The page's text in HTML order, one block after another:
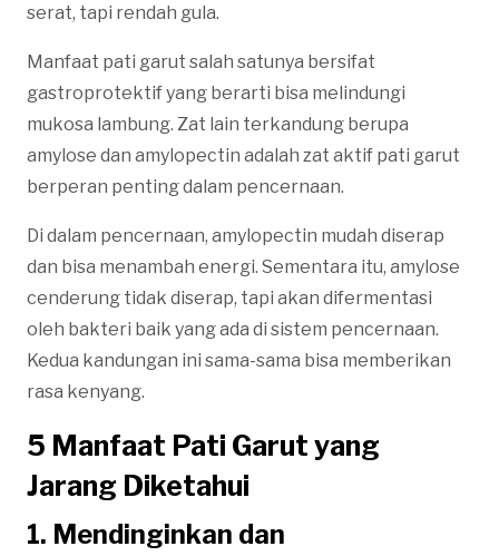
serat, tapi rendah gula.
Manfaat pati garut salah satunya bersifat
gastroprotektif yang berarti bisa melindungi
mukosa lambung. Zat lain terkandung berupa
amylose dan amylopectin adalah zat aktif pati garut
berperan penting dalam pencernaan.
Di dalam pencernaan, amylopectin mudah diserap
dan bisa menambah energi. Sementara itu, amylose
cenderung tidak diserap, tapi akan difermentasi
oleh bakteri baik yang ada di sistem pencernaan.
Kedua kandungan ini sama-sama bisa memberikan
rasa kenyang.
5 Manfaat Pati Garut yang
Jarang Diketahui
1. Mendinginkan dan